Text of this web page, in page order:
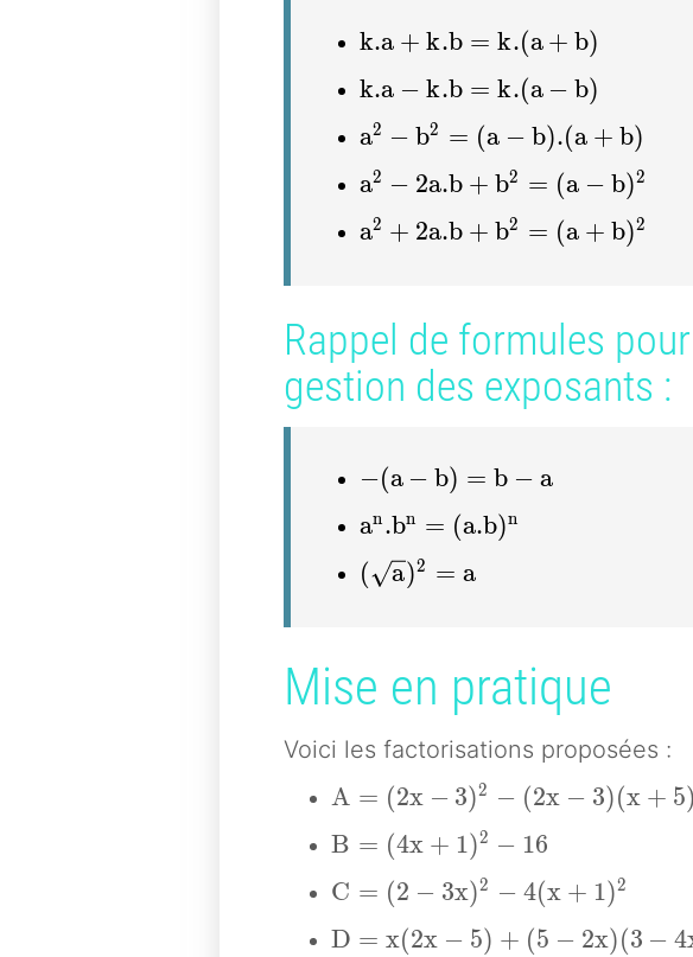
k.a + k.b = k.(a + b)
k.a + k.b = k.(a + b)
k.a - k.b = k.(a - b)
k.a − k.b = k.(a − b)
a^2 - b^2 = (a - b).(a + b)
a2 − b2 = (a − b).(a + b)
a^2 - 2 a.b + b^2 = (a - b)^2
a2 − 2a.b + b2 = (a − b)2
a^2 + 2 a.b + b^2 = (a + b)^2
a2 + 2a.b + b2 = (a + b)2
Rappel de formules
gestion des exposants :
-(a - b) = b - a
−(a − b) = b − a
a^n.b^n = (a.b)^n
an .bn = (a.b)n
(\sqrt{a})^2 = a
( a)2 = a
Mise en pratique
Voici les factorisations proposées :
A = (2x- 3)^2 - (2x - 3)(x + 5)
A = (2x − 3)2 − (2x − 3)(x + 5)
B = (4x + 1)^2 - 16
B = (4x + 1)2 − 16
C = (2 - 3x)^2 - 4(x + 1)^2
C = (2 − 3x)2 − 4(x + 1)2
D = x(2x- 5) + (5 -2x)(3- 4x)
D = x(2x − 5) + (5 − 2x)(3 − 4